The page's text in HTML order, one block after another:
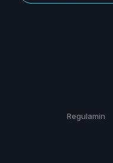
Regulamin